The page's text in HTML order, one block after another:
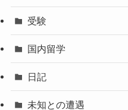
受験
国内留学
日記
未知との遭遇